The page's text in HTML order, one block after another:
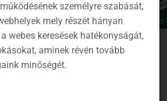
személyre szabását,
mely részét hányan
webes keresések hatékonyságát,
aminek révén tovább
minőségét.